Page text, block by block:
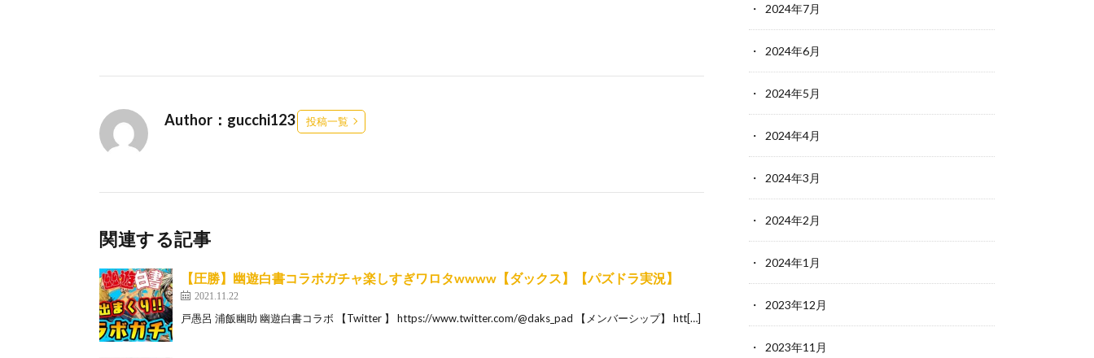
Author：gucchi123 投稿一覧
関連する記事
【圧勝】幽遊白書コラボガチャ楽しすぎワロタwwww【ダックス】【パズドラ実況】
2021.11.22
戸愚呂 浦飯幽助 幽遊白書コラボ 【Twitter 】 https://www.twitter.com/@daks_pad 【メンバーシップ】 htt[…]
2024年7月
2024年6月
2024年5月
2024年4月
2024年3月
2024年2月
2024年1月
2023年12月
2023年11月